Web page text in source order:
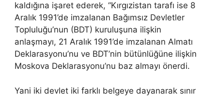
kaldığına işaret ederek, “Kırgızistan tarafı ise 8
Aralık 1991’de imzalanan Bağımsız Devletler
Topluluğu’nun (BDT) kuruluşuna ilişkin
anlaşmayı, 21 Aralık 1991’de imzalanan Almatı
Deklarasyonu’nu ve BDT’nin bütünlüğüne ilişkin
Moskova Deklarasyonu’nu baz almayı önerdi.
Yani iki devlet iki farklı belgeye dayanarak sınır